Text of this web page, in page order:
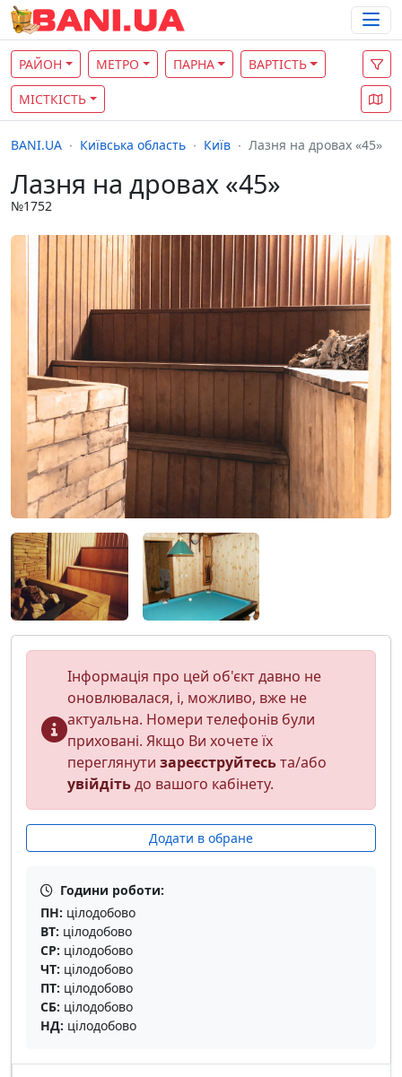
РАЙОН МЕТРО ПАРНА ВАРТІСТЬ
МІСТКІСТЬ
BANI.UA Київська область Київ Лазня на дровах «45»
Лазня на дровах «45»
№1752
Інформація про цей об'єкт давно не
оновлювалася, і, можливо, вже не
актуальна. Номери телефонів були
приховані. Якщо Ви хочете їх
переглянути зареєструйтесьта/або
увійдітьдо вашого кабінету.
Додати в обране
Години роботи:
ПН: цілодобово
ВТ: цілодобово
СР: цілодобово
ЧТ: цілодобово
ПТ: цілодобово
СБ: цілодобово
НД: цілодобово